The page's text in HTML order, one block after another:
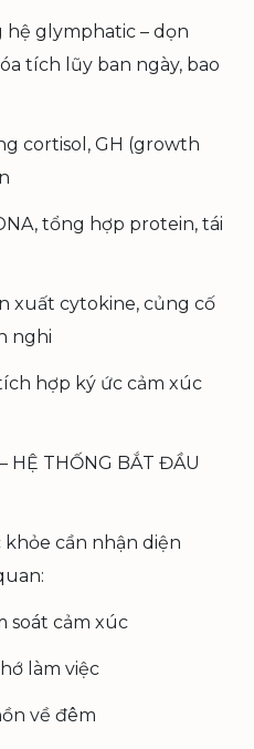
hệ glymphatic – dọn
tích lũy ban ngày, bao
cortisol, GH (growth
tổng hợp protein, tái
xuất cytokine, củng cố
nghi
hợp ký ức cảm xúc
HỆ THỐNG BẮT ĐẦU
khỏe cần nhận diện
soát cảm xúc
làm việc
về đêm